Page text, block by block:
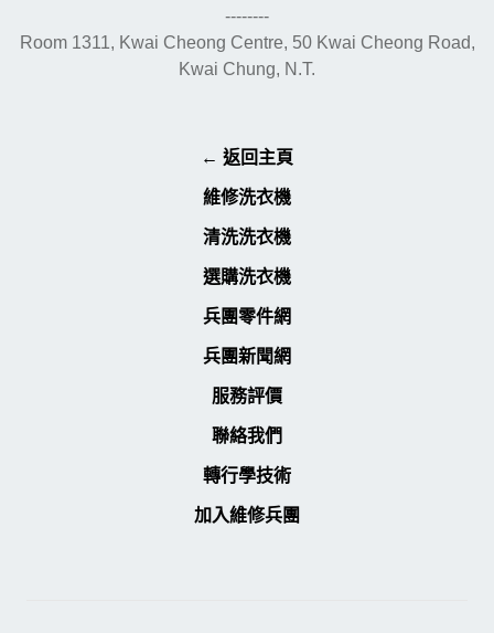
--------
Room 1311, Kwai Cheong Centre, 50 Kwai Cheong Road,
Kwai Chung, N.T.
← 返回主頁
維修洗衣機
清洗洗衣機
選購洗衣機
兵團零件網
兵團新聞網
服務評價
聯絡我們
轉行學技術
加入維修兵團